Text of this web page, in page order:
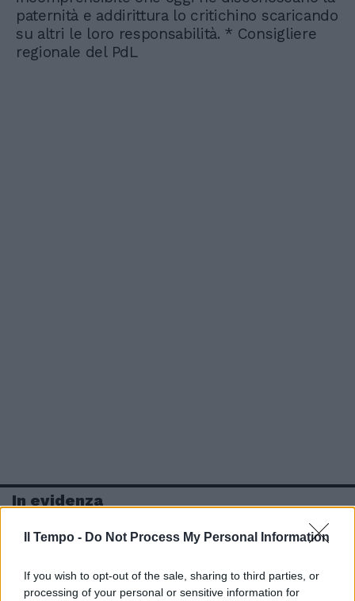
Il Tempo - Do Not Process My Personal Information
If you wish to opt-out of the sale, sharing to third parties, or
processing of your personal or sensitive information for
paternità e addirittura lo critichino scaricando
su altri le loro responsabilità. * Consigliere
regionale del PdL
In evidenza